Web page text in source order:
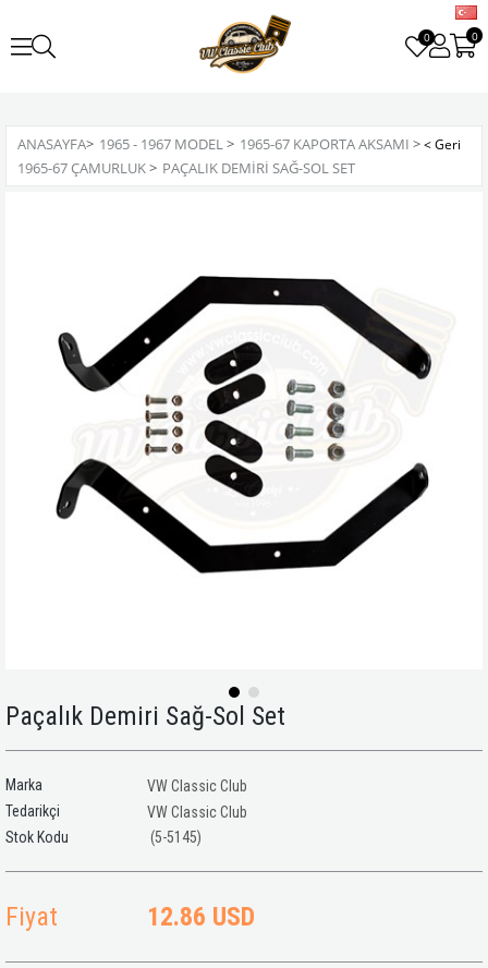
0 0
ANASAYFA> 1965 - 1967 MODEL> 1965-67 KAPORTA AKSAMI >
1965-67 ÇAMURLUK> PAÇALIK DEMIRI SAĞ-SOL SET
Paçalık Demiri Sağ-Sol Set
Marka
VW Classic Club
Tedarikçi
VW Classic Club
(5-5145)
Fiyat 12.86 USD